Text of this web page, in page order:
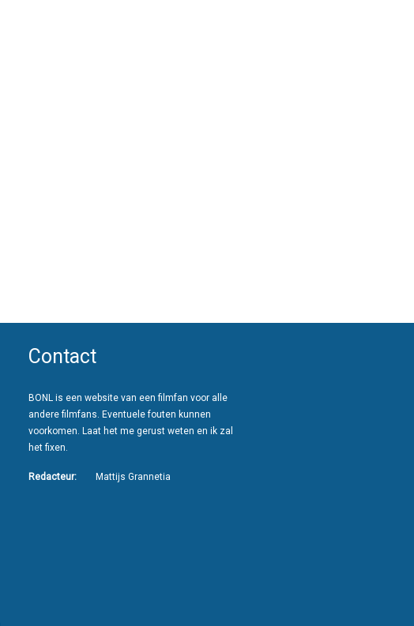
Contact
BONL is een website van een filmfan voor alle
andere filmfans. Eventuele fouten kunnen
voorkomen. Laat het me gerust weten en ik zal
het fixen.
Redacteur: Mattijs Grannetia